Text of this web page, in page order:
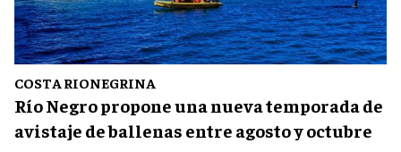
COSTA RIONEGRINA
Río Negro propone una nueva temporada de
avistaje de ballenas entre agosto y octubre